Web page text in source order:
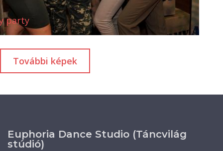
party
További képek
Euphoria Dance Studio (Táncvilág
stúdió)